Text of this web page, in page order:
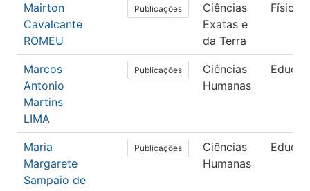
Mairton
Cavalcante
ROMEU
Publicações
Ciências
Exatas e
da Terra
Física
Marcos
Antonio
Martins
LIMA
Publicações
Ciências
Humanas
Maria
Margarete
Sampaio de
Publicações
Ciências
Humanas